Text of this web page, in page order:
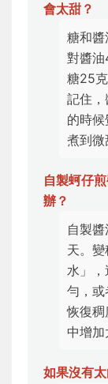
會太甜？
糖和
對醬
糖25
記住
的時
煮到微
自製蚵仔
辦？
自製
天。
水」
勻，
恢復
中增加
如果沒有